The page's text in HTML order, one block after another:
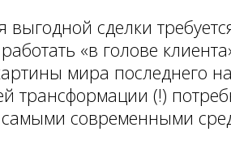
сделки
«в голове
мира последнего
трансформации (!)
современными